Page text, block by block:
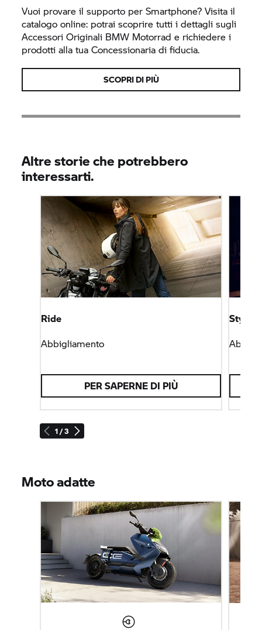
Vuoi provare il supporto per Smartphone? Visita il
catalogo online: potrai scoprire tutti i dettagli sugli
Accessori Originali BMW Motorrad e richiedere i
prodotti alla tua Concessionaria di fiducia.
SCOPRI DI PIÙ
Altre storie che potrebbero
interessarti.
1 / 3
Ride
Abbigliamento
PER SAPERNE DI PIÙ
Style
Moto adatte